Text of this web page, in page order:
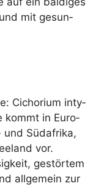
mit gesun­
Cicho­ri­um inty­
kommt in Euro­
und Süd­afri­ka,
vor.
gestör­tem
all­ge­mein zur